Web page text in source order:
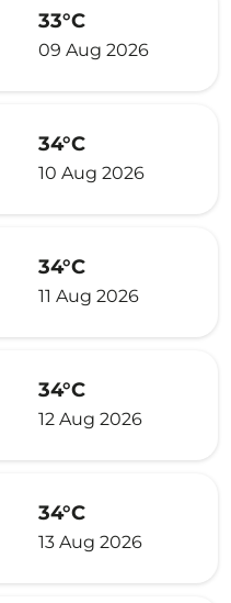
33°C
09 Aug 2026
34°C
10 Aug 2026
34°C
11 Aug 2026
34°C
12 Aug 2026
34°C
13 Aug 2026